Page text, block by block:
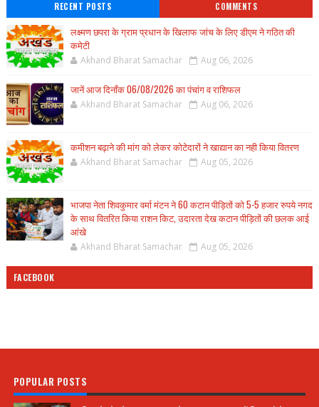
RECENT POSTS COMMENTS
लक्ष्मण छपरा के ग्राम प्रधान के खिलाफ जांच के लिए डीएम ने गठित की
कमेटी
Akhand Bharat Samachar Aug 06, 2026
जानें आज दिनाँक 06/08/2026 का पंचांग व राशिफल
Akhand Bharat Samachar Aug 06, 2026
कमीशन बढ़ाने की मांग को लेकर कोटेदारों ने खाद्यान का नही किया वितरण
Akhand Bharat Samachar Aug 05, 2026
भाजपा नेता शिवकुमार वर्मा मंटन ने 60 कटान पीड़ितों को 5-5 हजार रुपये नगद
के साथ वितरित किया राशन किट, उदारता देख कटान पीड़ितों की छलक आई
आंखे
Akhand Bharat Samachar Aug 05, 2026
FACEBOOK
POPULAR POSTS